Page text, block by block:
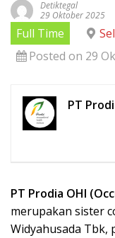
Detiktegal
29 Oktober 2025
Full Time
Posted on 29
PT
PT Prodia OHI
merupakan sister
Widyahusada Tbk,